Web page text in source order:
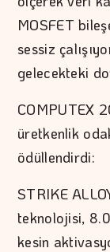
MOSFET
sessiz
gelecekteki
COMPUTEX
üretkenlik
ödüllendirdi:
STRIKE
teknolojisi,
kesin